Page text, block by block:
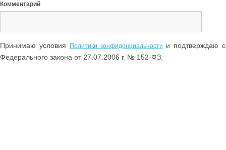
Комментарий
Принимаю условия Политики конфиденциальности и подтверждаю
Федерального закона от 27.07.2006 г. № 152-ФЗ.